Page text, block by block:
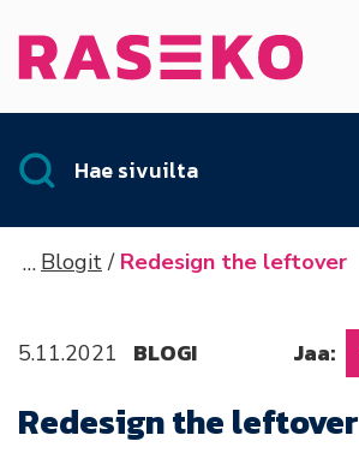
Etusivu
Hae sivuilta
Blogit Redesign the leftover
5.11.2021 BLOGI Jaa:
Redesign the leftover